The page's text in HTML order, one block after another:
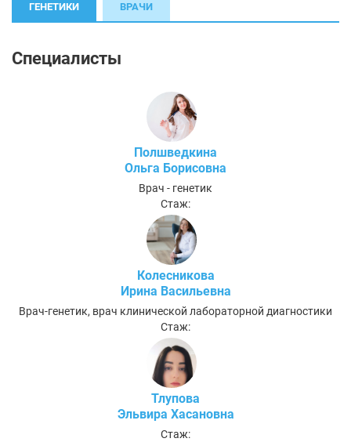
ГЕНЕТИКИ ВРАЧИ
Специалисты
Полшведкина
Ольга Борисовна
Врач - генетик
Стаж:
Колесникова
Ирина Васильевна
Врач-генетик, врач клинической лабораторной диагностики
Стаж:
Тлупова
Эльвира Хасановна
Стаж: